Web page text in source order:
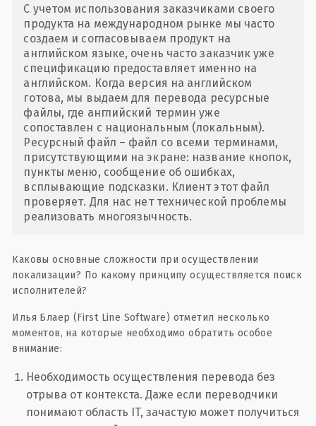
С учетом использования заказчиками своего
продукта на международном рынке мы часто
создаем и согласовываем продукт на
английском языке, очень часто заказчик уже
спецификацию предоставляет именно на
английском. Когда версия на английском
готова, мы выдаем для перевода ресурсные
файлы, где английский термин уже
сопоставлен с национальным (локальным).
Ресурсный файл – файл со всеми терминами,
присутствующими на экране: название кнопок,
пункты меню, сообщение об ошибках,
всплывающие подсказки. Клиент этот файл
проверяет. Для нас нет технической проблемы
реализовать многоязычность.
Каковы основные сложности при осуществлении
локализации? По какому принципу осуществляется поиск
исполнителей?
Илья Блаер (First Line Software) отметил несколько
моментов, на которые необходимо обратить особое
внимание:
Необходимость осуществления перевода без
отрыва от контекста. Даже если переводчики
понимают область IT, зачастую может получиться